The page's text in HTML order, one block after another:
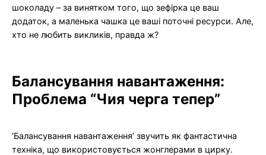
шоколаду – за винятком того, що зефірка це ваш
додаток, а маленька чашка це ваші поточні ресурси. Але,
хто не любить викликів, правда ж?
Балансування навантаження:
Проблема “Чия черга тепер”
‘Балансування навантаження’ звучить як фантастична
техніка, що використовується жонглерами в цирку.